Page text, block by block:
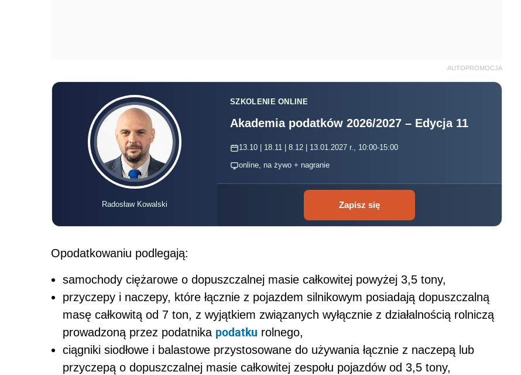
AUTOPROMOCJA
Radosław Kowalski
SZKOLENIE ONLINE
Akademia podatków 2026/2027 – Edycja 11
13.10 | 18.11 | 8.12 | 13.01.2027 r., 10:00-15:00
online, na żywo + nagranie
Zapisz się
Opodatkowaniu podlegają:
samochody ciężarowe o dopuszczalnej masie całkowitej powyżej 3,5 tony,
przyczepy i naczepy, które łącznie z pojazdem silnikowym posiadają dopuszczalną
masę całkowitą od 7 ton, z wyjątkiem związanych wyłącznie z działalnością rolniczą
prowadzoną przez podatnika podatku rolnego,
ciągniki siodłowe i balastowe przystosowane do używania łącznie z naczepą lub
przyczepą o dopuszczalnej masie całkowitej zespołu pojazdów od 3,5 tony,